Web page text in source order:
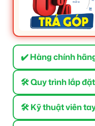
✔️ Hàng chính
🛠 Quy trình lắp
🛠 Kỹ thuật viên